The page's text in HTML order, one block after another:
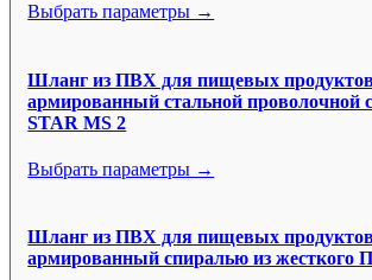
Выбрать параметры →
Шланг из ПВХ для пищевых
армированный стальной проволочной
STAR MS 2
Выбрать параметры →
Шланг из ПВХ для пищевых
армированный спиралью из жесткого